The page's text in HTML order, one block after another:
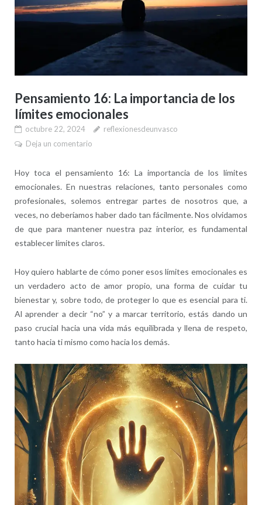
Pensamiento 16: La importancia de los
límites emocionales
octubre 22, 2024
reflexionesdeunvasco
Deja un comentario
Hoy toca el pensamiento 16: La importancia de los límites
emocionales. En nuestras relaciones, tanto personales como
profesionales, solemos entregar partes de nosotros que, a
veces, no deberíamos haber dado tan fácilmente. Nos olvidamos
de que para mantener nuestra paz interior, es fundamental
establecer límites claros.
Hoy quiero hablarte de cómo poner esos límites emocionales es
un verdadero acto de amor propio, una forma de cuidar tu
bienestar y, sobre todo, de proteger lo que es esencial para ti.
Al aprender a decir “no” y a marcar territorio, estás dando un
paso crucial hacia una vida más equilibrada y llena de respeto,
tanto hacia ti mismo como hacia los demás.